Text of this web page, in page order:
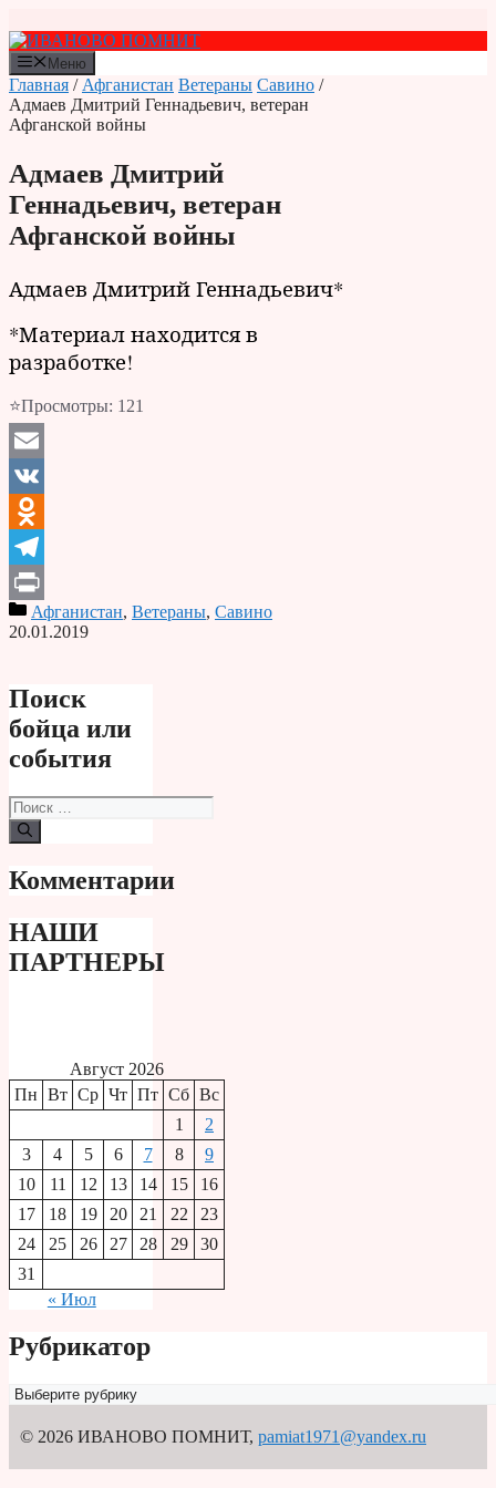
к
содержимому
Меню
Главная / Афганистан Ветераны Савино /
Адмаев Дмитрий Геннадьевич, ветеран
Афганской войны
Адмаев Дмитрий
Геннадьевич, ветеран
Афганской войны
Адмаев Дмитрий Геннадьевич*
*Материал находится в
разработке!
⭐Просмотры: 121
Email
VK
Odnoklassniki
Telegram
PrintАфганистан, Ветераны, Савино
20.01.2019
Поиск
бойца или
события
Поиск:
Комментарии
НАШИ
ПАРТНЕРЫ
Август 2026
Пн Вт Ср Чт Пт Сб Вс
1
2
3
4 5 6 7 8
9
10
11 12 13 14 15
16
17
18 19 20 21 22
23
24
25 26 27 28 29
30
31
« Июл
Рубрикатор
Рубрикатор
© 2026 ИВАНОВО ПОМНИТ, pamiat1971@yandex.ru